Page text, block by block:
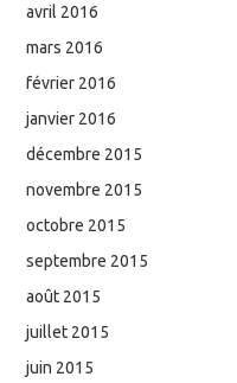
avril 2016
mars 2016
février 2016
janvier 2016
décembre 2015
novembre 2015
octobre 2015
septembre 2015
août 2015
juillet 2015
juin 2015